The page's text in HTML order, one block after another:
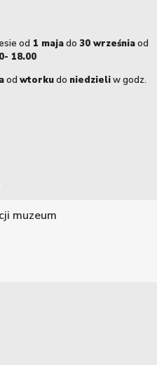
od 1 majado 30 wrześniaod
18.00
od wtorkudo niedzieliw godz.
muzeum